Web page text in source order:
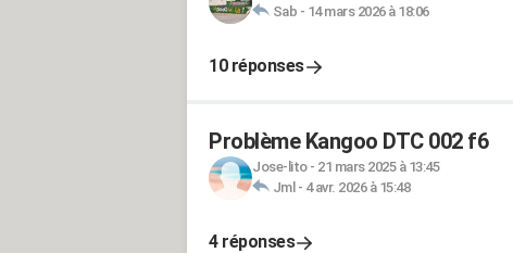
Sab - 14 mars 2026 à 18:06
10 réponses
Problème Kangoo DTC 002 f6
Jose-lito- 21 mars 2025 à 13:45
Jml - 4 avr. 2026 à 15:48
4 réponses